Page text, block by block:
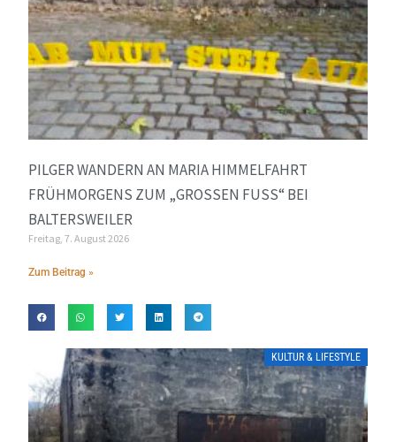
PILGER WANDERN AN MARIA HIMMELFAHRT
FRÜHMORGENS ZUM „GROSSEN FUSS“ BEI BA
LTERSWEILER
Freitag, 7. August 2026
Zum Beitrag »
KULTUR & LIFESTYLE